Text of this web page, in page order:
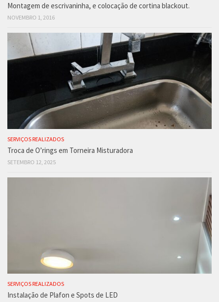
Montagem de escrivaninha, e colocação de cortina blackout.
NOVEMBRO 1, 2016
SERVIÇOS REALIZADOS
Troca de O’rings em Torneira Misturadora
SETEMBRO 12, 2025
SERVIÇOS REALIZADOS
Instalação de Plafon e Spots de LED